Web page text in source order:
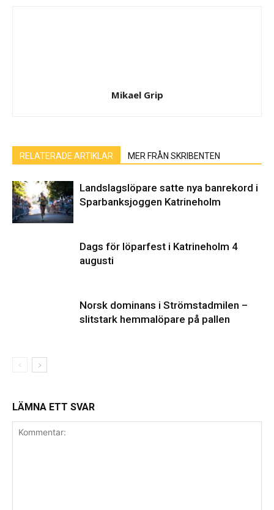
Mikael Grip
RELATERADE ARTIKLAR MER FRÅN SKRIBENTEN
Landslagslöpare satte nya banrekord i
Sparbanksjoggen Katrineholm
Dags för löparfest i Katrineholm 4
augusti
Norsk dominans i Strömstadmilen –
slitstark hemmalöpare på pallen
LÄMNA ETT SVAR